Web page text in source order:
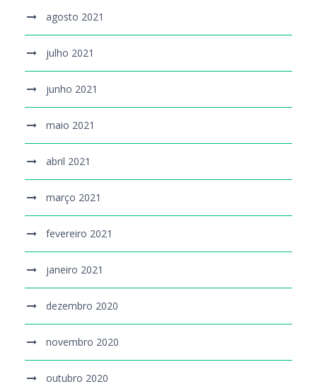
agosto 2021
julho 2021
junho 2021
maio 2021
abril 2021
março 2021
fevereiro 2021
janeiro 2021
dezembro 2020
novembro 2020
outubro 2020